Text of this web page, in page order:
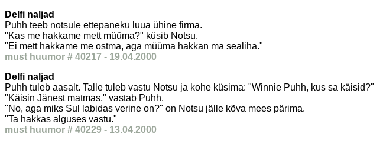
Delfi naljad
Puhh teeb notsule ettepaneku luua ühine firma.
"Kas me hakkame mett müüma?" küsib Notsu.
"Ei mett hakkame me ostma, aga müüma hakkan ma sealiha."
must huumor # 40217 - 19.04.2000
Delfi naljad
Puhh tuleb aasalt. Talle tuleb vastu Notsu ja kohe küsima: "Winnie Puhh, kus sa käisid?"
"Käisin Jänest matmas," vastab Puhh.
"No, aga miks Sul labidas verine on?" on Notsu jälle kõva mees pärima.
"Ta hakkas alguses vastu."
must huumor # 40229 - 13.04.2000